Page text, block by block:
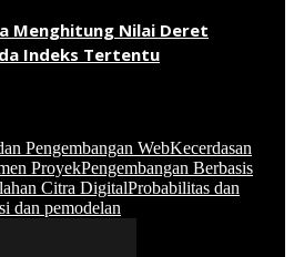
Menghitung Nilai Deret
Indeks Tertentu
Pengembangan WebKecerdasan
ProyekPengembangan Berbasis
Citra DigitalProbabilitas dan
dan pemodelan